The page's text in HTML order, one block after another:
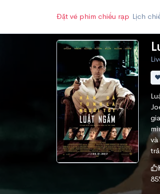
Đặt vé phim chiếu rạp Lịch